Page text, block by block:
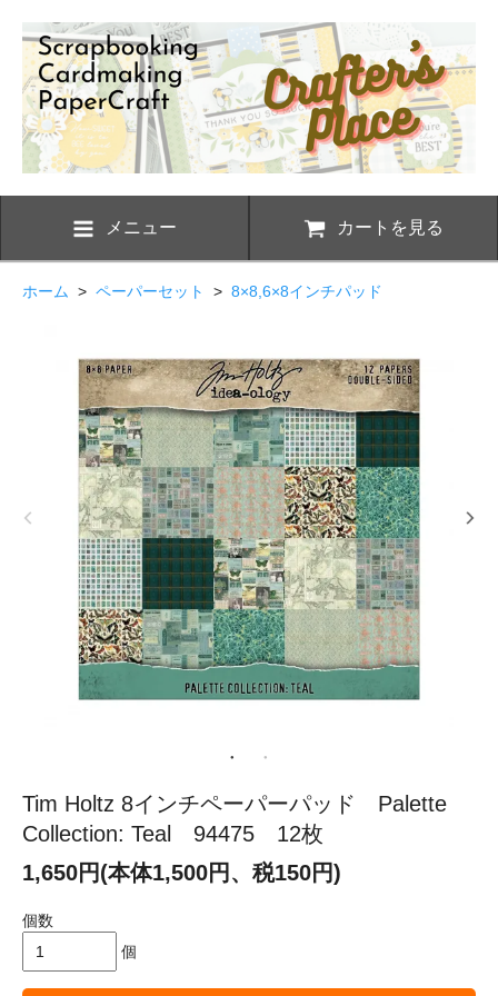
メニュー カートを見る
ホーム > ペーパーセット > 8×8,6×8インチパッド
Tim Holtz 8インチペーパーパッド Palette
Collection: Teal 94475 12枚
1,650円(本体1,500円、税150円)
個数
個